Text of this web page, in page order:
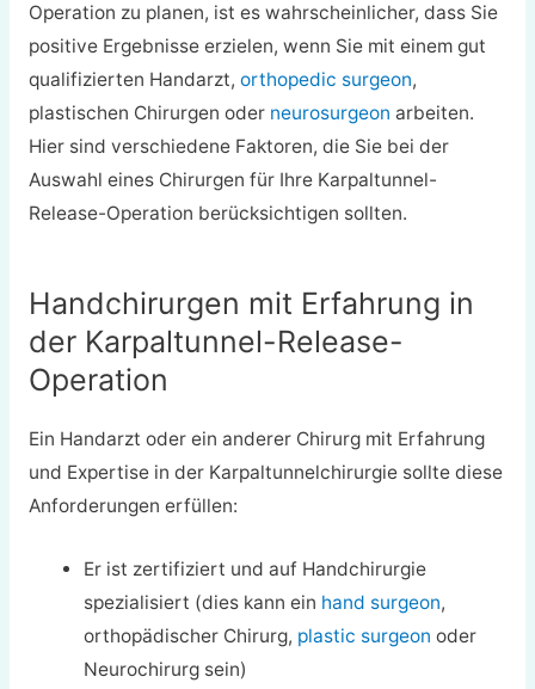
Operation zu planen, ist es wahrscheinlicher, dass Sie
positive Ergebnisse erzielen, wenn Sie mit einem gut
qualifizierten Handarzt, orthopedic surgeon,
plastischen Chirurgen oder neurosurgeon arbeiten.
Hier sind verschiedene Faktoren, die Sie bei der
Auswahl eines Chirurgen für Ihre Karpaltunnel-
Release-Operation berücksichtigen sollten.
Handchirurgen mit Erfahrung in
der Karpaltunnel-Release-
Operation
Ein Handarzt oder ein anderer Chirurg mit Erfahrung
und Expertise in der Karpaltunnelchirurgie sollte diese
Anforderungen erfüllen:
Er ist zertifiziert und auf Handchirurgie
spezialisiert (dies kann ein hand surgeon,
orthopädischer Chirurg, plastic surgeon oder
Neurochirurg sein)